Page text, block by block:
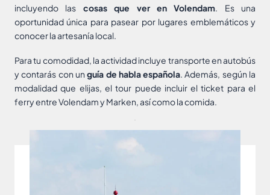
incluyendo las cosas que ver en Volendam. Es una
oportunidad única para pasear por lugares emblemáticos y
conocer la artesanía local.
Para tu comodidad, la actividad incluye transporte en autobús
y contarás con unguía de habla española. Además, según la
modalidad que elijas, el tour puede incluir el ticket para el
ferry entre Volendam y Marken, así como la comida.